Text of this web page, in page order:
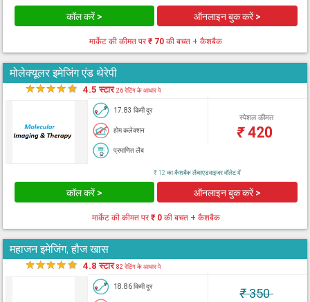
कॉल करें > ऑनलाइन बुक करें >
मार्केट की कीमत पर₹ 70 की बचत + कैशबैक
मोलेक्यूलर इमेजिंग एंड थेरेपी
★★★★★ 4.5 स्टार26 रेटिंग के आधार पे
17.83 किमी दूर
होम कलेक्शन
प्रमाणित लैब
स्पेशल कीमत
₹420
₹ 12 का कैशबैक लैब्सएडवाइजर वॉलेट में
कॉल करें > ऑनलाइन बुक करें >
मार्केट की कीमत पर₹ 0की बचत + कैशबैक
महाजन इमेजिंग, हौज खास
★★★★★ 4.8 स्टार82 रेटिंग के आधार पे
18.86 किमी दूर ₹350